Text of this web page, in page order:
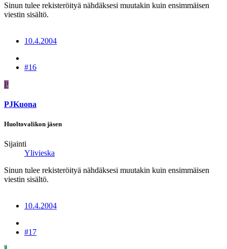
Sinun tulee rekisteröityä nähdäksesi muutakin kuin ensimmäisen
viestin sisältö.
10.4.2004
#16
P
PJKuona
Huoltovalikon jäsen
Sijainti
Ylivieska
Sinun tulee rekisteröityä nähdäksesi muutakin kuin ensimmäisen
viestin sisältö.
10.4.2004
#17